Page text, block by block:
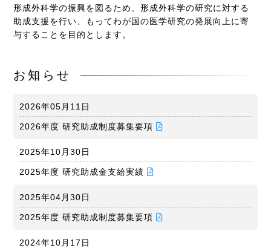
形成外科学の振興を図るため、形成外科学の研究に対する
助成支援を行い、もってわが国の医学研究の発展向上に寄
与することを目的とします。
お知らせ
2026年05月11日
2026年度 研究助成制度募集要項
2025年10月30日
2025年度 研究助成金支給実績
2025年04月30日
2025年度 研究助成制度募集要項
2024年10月17日